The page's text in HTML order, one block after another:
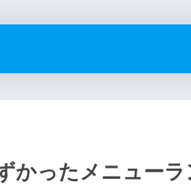
かったメニューラ